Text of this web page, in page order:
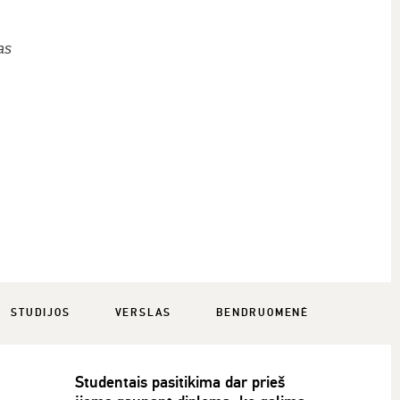
STUDIJOS VERSLAS BENDRUOMENĖ
Studentais pasitikima dar prieš